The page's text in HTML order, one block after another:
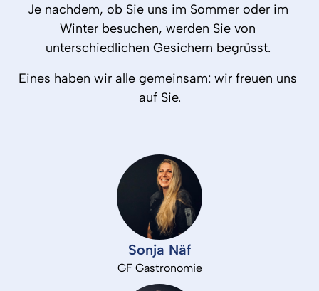
Je nachdem, ob Sie uns im Sommer oder im
Winter besuchen, werden Sie von
unterschiedlichen Gesichern begrüsst.
Eines haben wir alle gemeinsam: wir freuen uns
auf Sie.
Sonja Näf
GF Gastronomie